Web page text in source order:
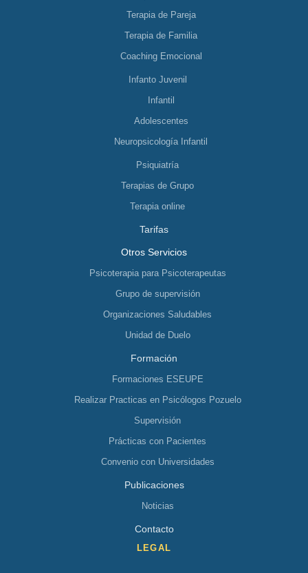
Terapia de Pareja
Terapia de Familia
Coaching Emocional
Infanto Juvenil
Infantil
Adolescentes
Neuropsicología Infantil
Psiquiatría
Terapias de Grupo
Terapia online
Tarifas
Otros Servicios
Psicoterapia para Psicoterapeutas
Grupo de supervisión
Organizaciones Saludables
Unidad de Duelo
Formación
Formaciones ESEUPE
Realizar Practicas en Psicólogos Pozuelo
Supervisión
Prácticas con Pacientes
Convenio con Universidades
Publicaciones
Noticias
Contacto
LEGAL